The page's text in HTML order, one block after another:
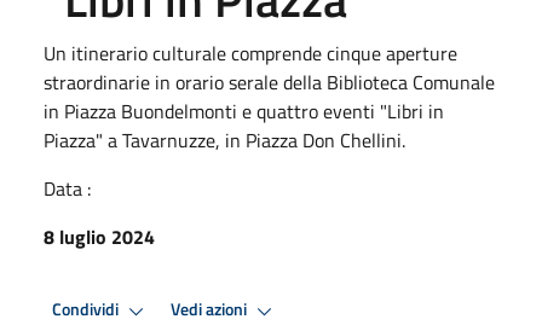
Un itinerario culturale comprende cinque aperture
straordinarie in orario serale della Biblioteca Comunale
in Piazza Buondelmonti e quattro eventi "Libri in
Piazza" a Tavarnuzze, in Piazza Don Chellini.
Data :
8 luglio 2024
Condividi Vedi azioni